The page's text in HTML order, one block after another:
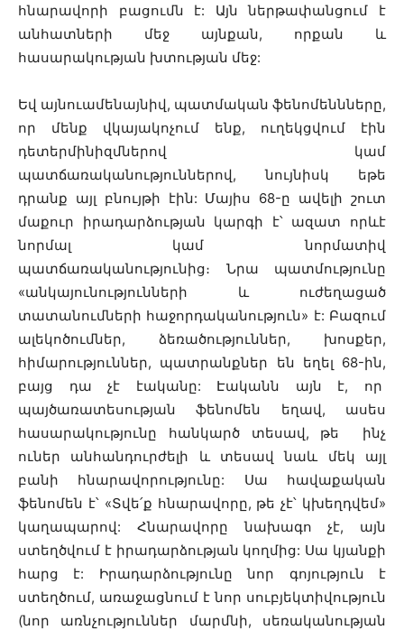
հնարավորի բացումն է: Այն ներթափանցում է
անհատների մեջ այնքան, որքան և
հասարակության խտության մեջ:
Եվ այնուամենայնիվ, պատմական ֆենոմեննները,
որ մենք վկայակոչում ենք, ուղեկցվում էին
դետերմինիզմներով կամ
պատճառականություններով, նույնիսկ եթե
դրանք այլ բնույթի էին: Մայիս 68-ը ավելի շուտ
մաքուր իրադարձության կարգի է՝ ազատ որևէ
նորմալ կամ նորմատիվ
պատճառականությունից։ Նրա պատմությունը
«անկայունությունների և ուժեղացած
տատանումների հաջորդականություն» է: Բազում
ալեկոծումներ, ձեռածություններ, խոսքեր,
հիմարություններ, պատրանքներ են եղել 68-ին,
բայց դա չէ էականը: Էականն այն է, որ
պայծառատեսության ֆենոմեն եղավ, ասես
հասարակությունը հանկարծ տեսավ, թե ինչ
ուներ անհանդուրժելի և տեսավ նաև մեկ այլ
բանի հնարավորությունը: Սա հավաքական
ֆենոմեն է՝ «Տվե՛ք հնարավորը, թե չէ՝ կխեղդվեմ»
կաղապարով: Հնարավորը նախագո չէ, այն
ստեղծվում է իրադարձության կողմից: Սա կյանքի
հարց է: Իրադարձությունը նոր գոյություն է
ստեղծում, առաջացնում է նոր սուբյեկտիվություն
(նոր առնչություններ մարմնի, սեռականության